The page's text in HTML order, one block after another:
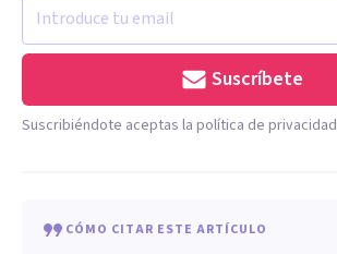
Suscríbete
Suscribiéndote aceptas la política de privacidad
CÓMO CITAR ESTE ARTÍCULO